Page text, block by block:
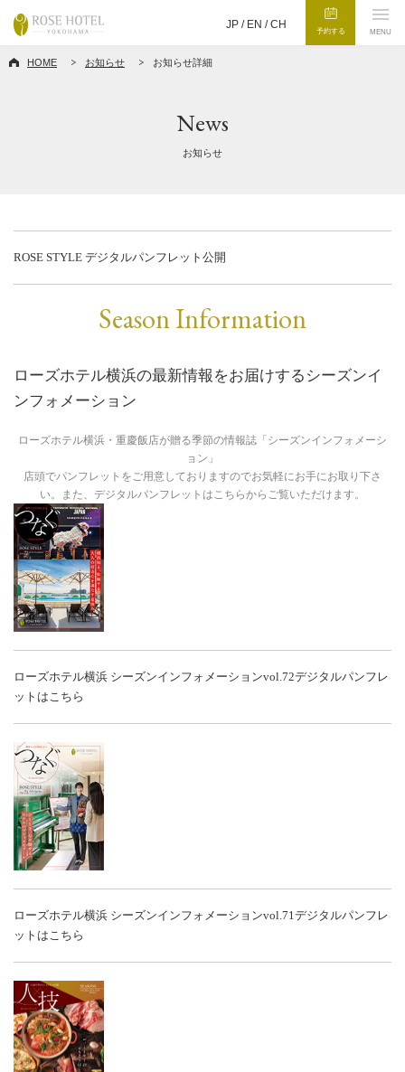
JP / EN /CH
予約する MENU
HOME お知らせ お知らせ詳細
News
お知らせ
ROSE STYLE デジタルパンフレット公開
Season Information
ローズホテル横浜の最新情報をお届けするシーズンイ
ンフォメーション
ローズホテル横浜・重慶飯店が贈る季節の情報誌「シーズンインフォメーシ
ョン」
店頭でパンフレットをご用意しておりますのでお気軽にお手にお取り下さ
い。また、デジタルパンフレットはこちらからご覧いただけます。
ローズホテル横浜 シーズンインフォメーションvol.72デジタルパンフレ
ットはこちら
ローズホテル横浜 シーズンインフォメーションvol.71デジタルパンフレ
ットはこちら